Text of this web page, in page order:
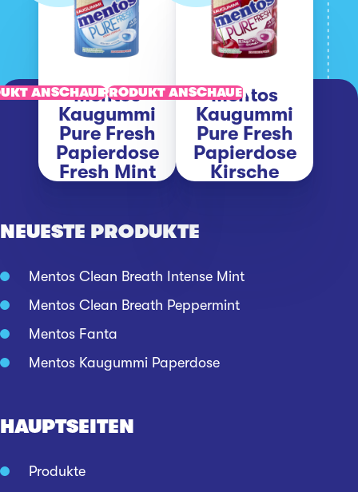
Mentos
Kaugummi
Pure Fresh
Papierdose
Fresh Mint
ANSCHAUEN
Mentos
Kaugummi
Pure Fresh
Papierdose
Kirsche
PRODUKT ANSCHAUEN
NEUESTE PRODUKTE
Mentos Clean Breath Intense Mint
Mentos Clean Breath Peppermint
Mentos Fanta
Mentos Kaugummi Paperdose
HAUPTSEITEN
Produkte